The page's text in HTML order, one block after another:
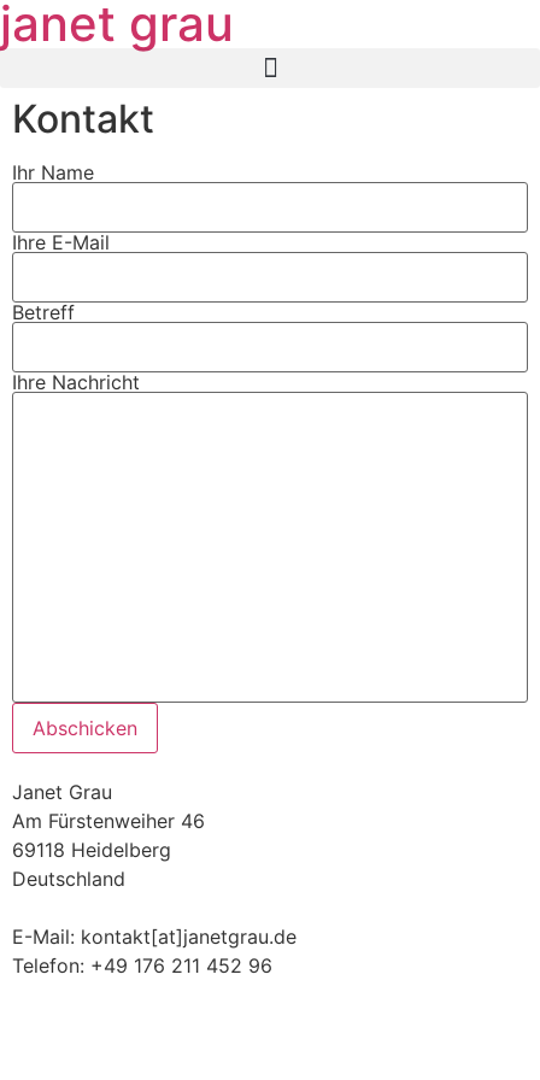
janet grau
Kontakt
Ihr Name
Ihre E-Mail
Betreff
Ihre Nachricht
Janet Grau
Am Fürstenweiher 46
69118 Heidelberg
Deutschland
E-Mail: kontakt[at]janetgrau.de
Telefon: +49 176 211 452 96